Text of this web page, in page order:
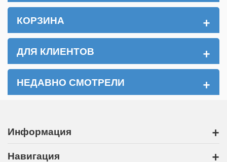
КОРЗИНА +
ДЛЯ КЛИЕНТОВ +
НЕДАВНО СМОТРЕЛИ +
Информация +
Навигация +